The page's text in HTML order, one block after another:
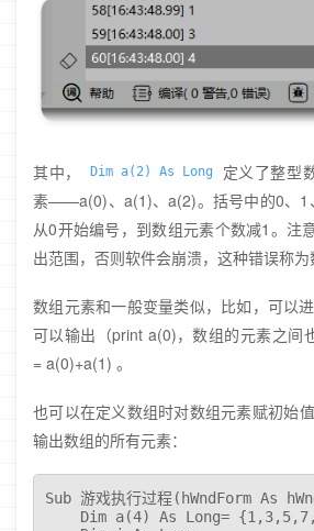
其中， Dim a(2) As Long
定义了整型
素——a(0)、a(1)、a(2)。括号中的0、1
从0开始编号，到数组元素个数减1。注
出范围，否则软件会崩溃，这种错误称为
数组元素和一般变量类似，比如，可以
可以输出（print a(0)，数组的元素之间
= a(0)+a(1) 。
也可以在定义数组时对数组元素赋初始
输出数组的所有元素：
Sub 游戏执行过程(hWndForm As
Dim a(4) As Long=